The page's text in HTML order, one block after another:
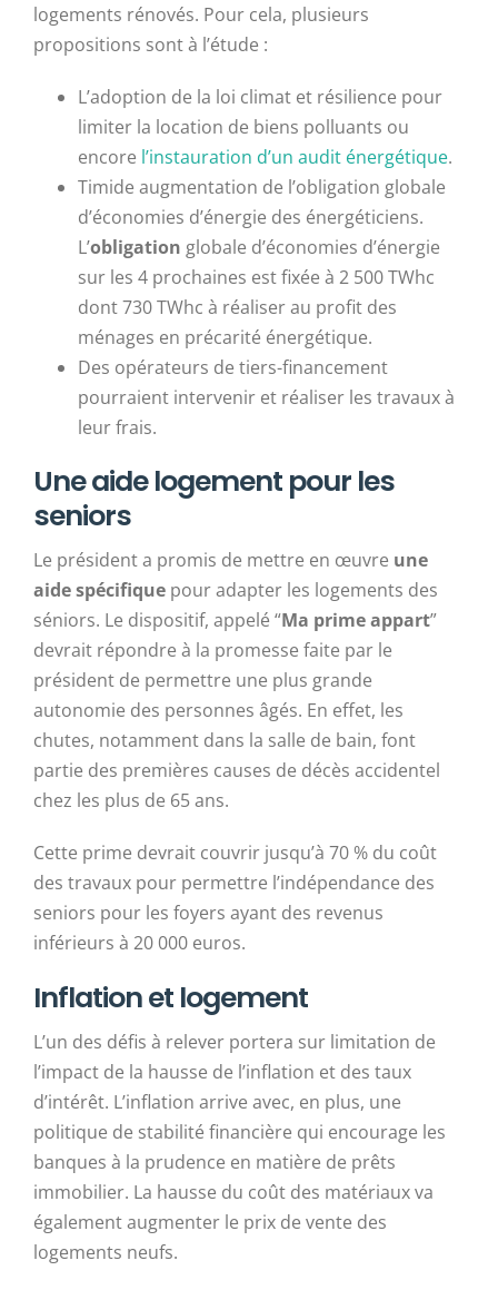
logements rénovés. Pour cela, plusieurs
propositions sont à l’étude :
L’adoption de la loi climat et résilience pour
limiter la location de biens polluants ou
encore l’instauration d’un audit énergétique.
Timide augmentation de l’obligation globale
d’économies d’énergie des énergéticiens.
L’obligation globale d’économies d’énergie
sur les 4 prochaines est fixée à 2 500 TWhc
dont 730 TWhc à réaliser au profit des
ménages en précarité énergétique.
Des opérateurs de tiers-financement
pourraient intervenir et réaliser les travaux à
leur frais.
Une aide logement pour les
seniors
Le président a promis de mettre en œuvre une
aide spécifique pour adapter les logements des
séniors. Le dispositif, appelé “Ma prime appart”
devrait répondre à la promesse faite par le
président de permettre une plus grande
autonomie des personnes âgés. En effet, les
chutes, notamment dans la salle de bain, font
partie des premières causes de décès accidentel
chez les plus de 65 ans.
Cette prime devrait couvrir jusqu’à 70 % du coût
des travaux pour permettre l’indépendance des
seniors pour les foyers ayant des revenus
inférieurs à 20 000 euros.
Inflation et logement
L’un des défis à relever portera sur limitation de
l’impact de la hausse de l’inflation et des taux
d’intérêt. L’inflation arrive avec, en plus, une
politique de stabilité financière qui encourage les
banques à la prudence en matière de prêts
immobilier. La hausse du coût des matériaux va
également augmenter le prix de vente des
logements neufs.